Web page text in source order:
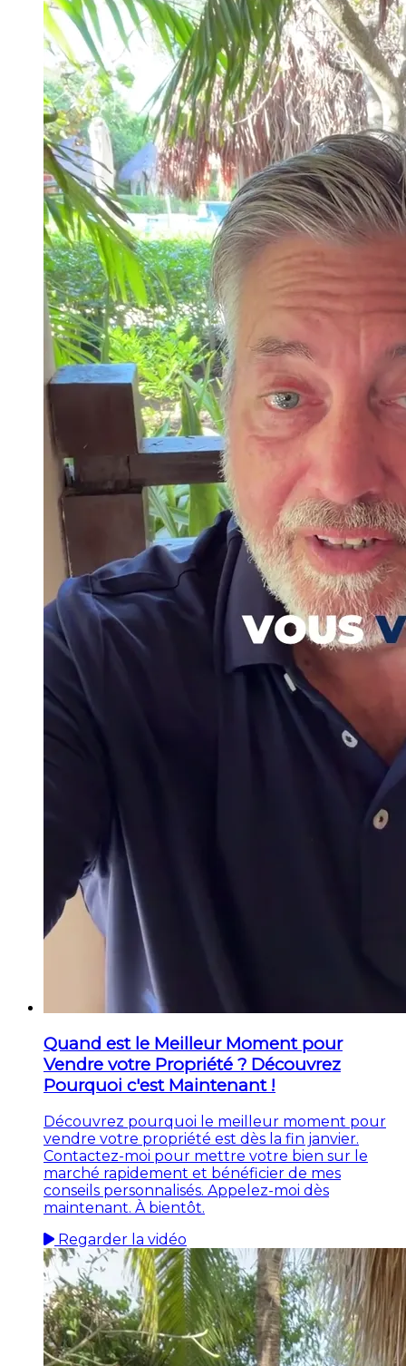
Quand est le Meilleur Moment pour
Vendre votre Propriété ? Découvrez
Pourquoi c'est Maintenant !
Découvrez pourquoi le meilleur moment pour
vendre votre propriété est dès la fin janvier.
Contactez-moi pour mettre votre bien sur le
marché rapidement et bénéficier de mes
conseils personnalisés. Appelez-moi dès
maintenant. À bientôt.
Regarder la vidéo